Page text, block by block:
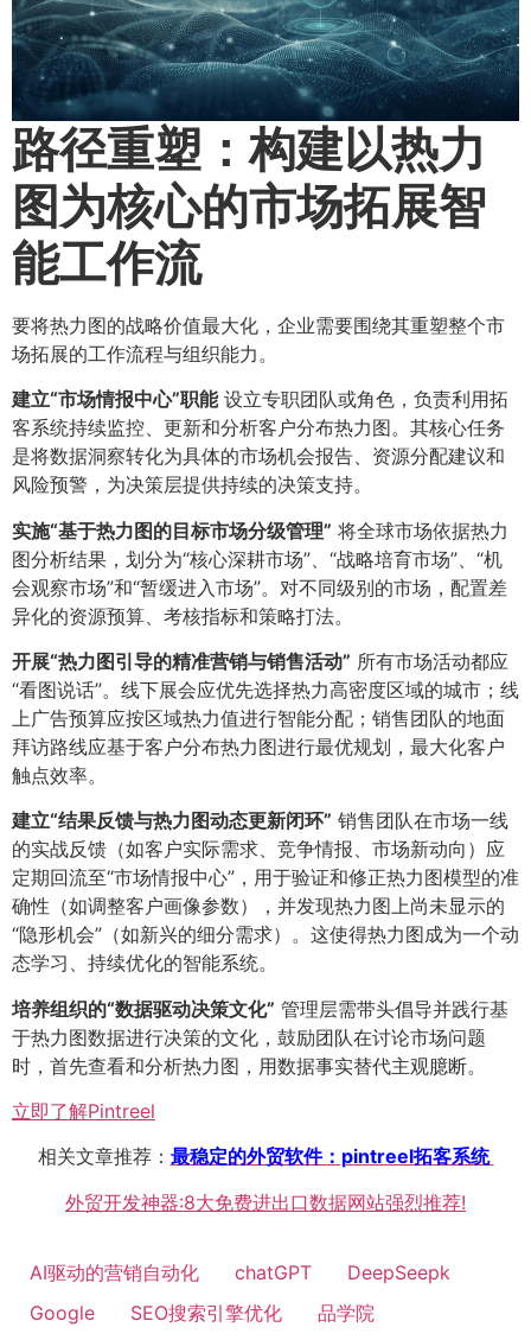
路径重塑：构建以热力
图为核心的市场拓展智
能工作流
要将热力图的战略价值最大化，企业需要围绕其重塑整个市
场拓展的工作流程与组织能力。
建立“市场情报中心”职能设立专职团队或角色，负责利用拓
客系统持续监控、更新和分析客户分布热力图。其核心任务
是将数据洞察转化为具体的市场机会报告、资源分配建议和
风险预警，为决策层提供持续的决策支持。
实施“基于热力图的目标市场分级管理”​ 将全球市场依据热力
图分析结果，划分为“核心深耕市场”、“战略培育市场”、“机
会观察市场”和“暂缓进入市场”。对不同级别的市场，配置差
异化的资源预算、考核指标和策略打法。
开展“热力图引导的精准营销与销售活动”​ 所有市场活动都应
“看图说话”。线下展会应优先选择热力高密度区域的城市；线
上广告预算应按区域热力值进行智能分配；销售团队的地面
拜访路线应基于客户分布热力图进行最优规划，最大化客户
触点效率。
建立“结果反馈与热力图动态更新闭环”​ 销售团队在市场一线
的实战反馈（如客户实际需求、竞争情报、市场新动向）应
定期回流至“市场情报中心”，用于验证和修正热力图模型的准
确性（如调整客户画像参数），并发现热力图上尚未显示的
“隐形机会”（如新兴的细分需求）。这使得热力图成为一个动
态学习、持续优化的智能系统。
培养组织的“数据驱动决策文化”​ 管理层需带头倡导并践行基
于热力图数据进行决策的文化，鼓励团队在讨论市场问题
时，首先查看和分析热力图，用数据事实替代主观臆断。
立即了解Pintreel
相关文章推荐： 最稳定的外贸软件：pintreel拓客系统
外贸开发神器:8大免费进出口数据网站强烈推荐!
AI驱动的营销自动化 chatGPT
DeepSeepk
Google
SEO搜索引擎优化 品学院